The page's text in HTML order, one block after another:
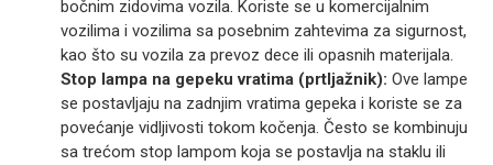
bočnim zidovima vozila. Koriste se u komercijalnim
vozilima i vozilima sa posebnim zahtevima za sigurnost,
kao što su vozila za prevoz dece ili opasnih materijala.
Stop lampa na gepeku vratima (prtljažnik): Ove lampe
se postavljaju na zadnjim vratima gepeka i koriste se za
povećanje vidljivosti tokom kočenja. Često se kombinuju
sa trećom stop lampom koja se postavlja na staklu ili